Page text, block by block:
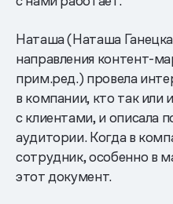
Наташа (Наташа
направления контент-
прим.ред.) провела
в компании, кто так или
с клиентами, и описала
аудитории. Когда в
сотрудник, особенно в
этот документ.